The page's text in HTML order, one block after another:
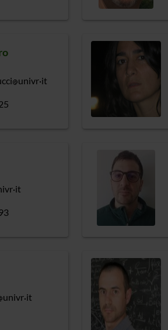
univr it
it
univr it